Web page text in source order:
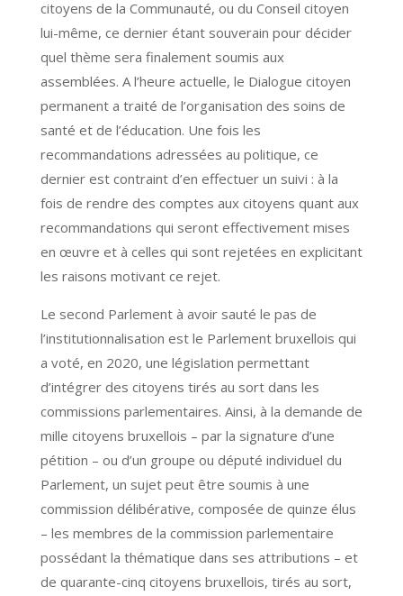
citoyens de la Communauté, ou du Conseil citoyen
lui-même, ce dernier étant souverain pour décider
quel thème sera finalement soumis aux
assemblées. A l’heure actuelle, le Dialogue citoyen
permanent a traité de l’organisation des soins de
santé et de l’éducation. Une fois les
recommandations adressées au politique, ce
dernier est contraint d’en effectuer un suivi : à la
fois de rendre des comptes aux citoyens quant aux
recommandations qui seront effectivement mises
en œuvre et à celles qui sont rejetées en explicitant
les raisons motivant ce rejet.
Le second Parlement à avoir sauté le pas de
l’institutionnalisation est le Parlement bruxellois qui
a voté, en 2020, une législation permettant
d’intégrer des citoyens tirés au sort dans les
commissions parlementaires. Ainsi, à la demande de
mille citoyens bruxellois – par la signature d’une
pétition – ou d’un groupe ou député individuel du
Parlement, un sujet peut être soumis à une
commission délibérative, composée de quinze élus
– les membres de la commission parlementaire
possédant la thématique dans ses attributions – et
de quarante-cinq citoyens bruxellois, tirés au sort,